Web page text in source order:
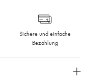
Sichere und einfache
Bezahlung